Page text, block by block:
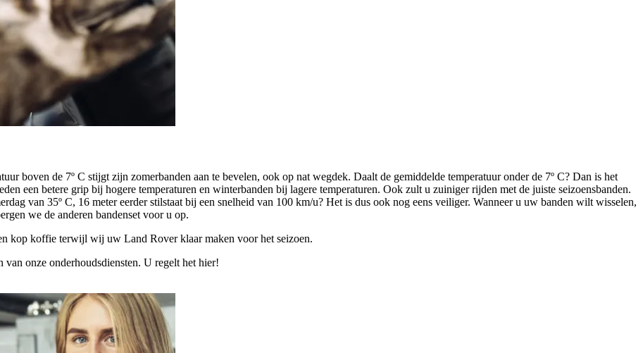
boven de 7º C stijgt zijn zomerbanden aan te bevelen, ook op nat wegdek. Daalt de gemiddelde temperatuur onder de 7º C? Dan is het
een betere grip bij hogere temperaturen en winterbanden bij lagere temperaturen. Ook zult u zuiniger rijden met de juiste seizoensbanden.
van 35º C, 16 meter eerder stilstaat bij een snelheid van 100 km/u? Het is dus ook nog eens veiliger. Wanneer u uw banden wilt wisselen,
we de anderen bandenset voor u op.
kop koffie terwijl wij uw Land Rover klaar maken voor het seizoen.
onze onderhoudsdiensten. U regelt het hier!